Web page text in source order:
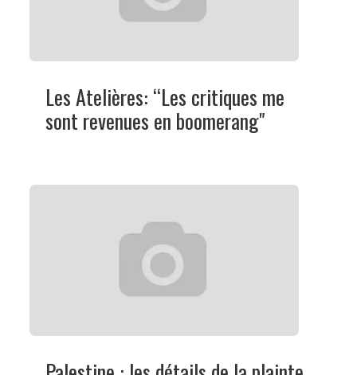
Les Atelières: “Les critiques me
sont revenues en boomerang"